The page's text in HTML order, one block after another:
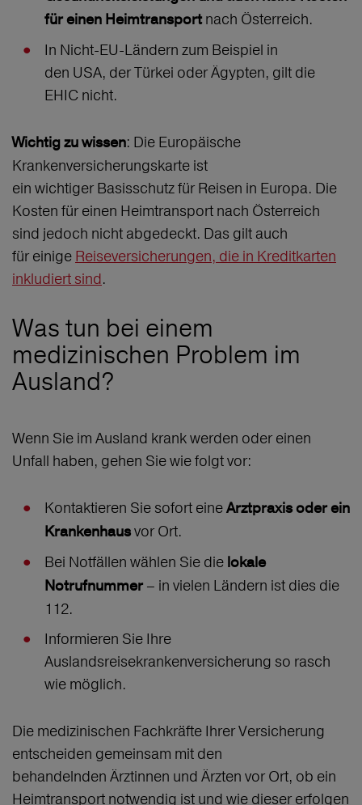
für einen Heimtransport nach Österreich.
In Nicht-EU-Ländern zum Beispiel in
den USA, der Türkei oder Ägypten, gilt die
EHIC nicht.
Wichtig zu wissen: Die Europäische
Krankenversicherungskarte ist
ein wichtiger Basisschutz für Reisen in Europa. Die
Kosten für einen Heimtransport nach Österreich
sind jedoch nicht abgedeckt. Das gilt auch
für einige Reiseversicherungen, die in Kreditkarten
inkludiert sind.
Was tun bei einem
medizinischen Problem im
Ausland?
Wenn Sie im Ausland krank werden oder einen
Unfall haben, gehen Sie wie folgt vor:
Kontaktieren Sie sofort eineArztpraxis oder ein
Krankenhausvor Ort.
Bei Notfällen wählen Sie die lokale
Notrufnummer – in vielen Ländern ist dies die
112.
Informieren Sie Ihre
Auslandsreisekrankenversicherung so rasch
wie möglich.
Die medizinischen Fachkräfte Ihrer Versicherung
entscheiden gemeinsam mit den
behandelnden Ärztinnen und Ärzten vor Ort, ob ein
Heimtransport notwendig ist und wie dieser erfolgen